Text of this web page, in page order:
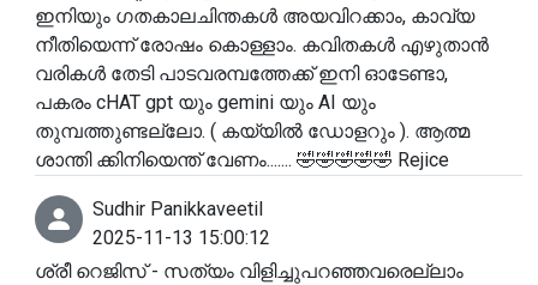
ഇനിയും ഗതകാലചിന്തകൾ അയവിറക്കാം, കാവ്യ
നീതിയെന്ന് രോഷം കൊള്ളാം. കവിതകൾ എഴുതാൻ
വരികൾ തേടി പാടവരമ്പത്തേക്ക് ഇനി ഓടേണ്ടാ,
പകരം cHAT gpt യും gemini യും AI യും
തുമ്പത്തുണ്ടല്ലോ. ( കയ്യിൽ ഡോളറും ). ആത്മ
ശാന്തി ക്കിനിയെന്ത് വേണം....... 🤣🤣🤣🤣🤣 Rejice
Sudhir Panikkaveetil
2025-11-13 15:00:12
ശ്രീ റെജിസ് - സത്യം വിളിച്ചുപറഞ്ഞവരെല്ലാം